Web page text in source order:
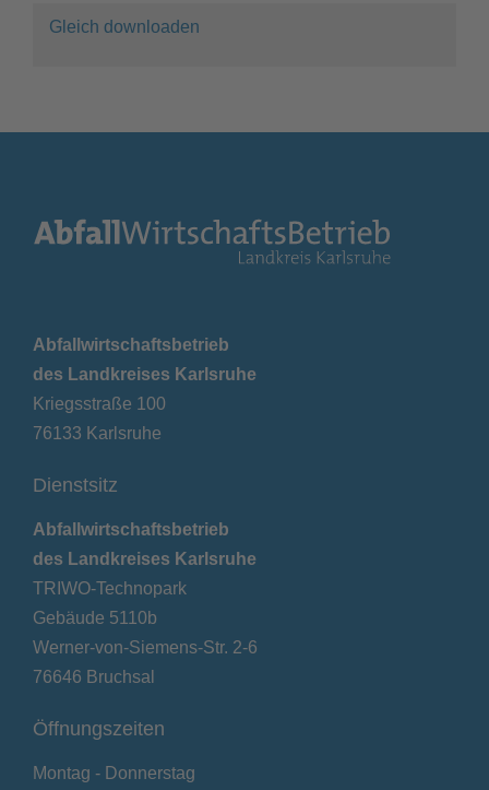
Gleich downloaden
Abfallwirtschaftsbetrieb
des Landkreises Karlsruhe
Kriegsstraße 100
76133 Karlsruhe
Dienstsitz
Abfallwirtschaftsbetrieb
des Landkreises Karlsruhe
TRIWO-Technopark
Gebäude 5110b
Werner-von-Siemens-Str. 2-6
76646 Bruchsal
Öffnungszeiten
Montag - Donnerstag